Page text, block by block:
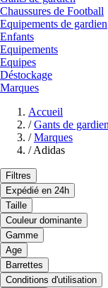
Chaussures de Football
Equipements de gardien
Enfants
Equipements
Equipes
Déstockage
Marques
Accueil
/ Gants de gardien
/ Marques
/ Adidas
Filtres
Expédié en 24h
Taille
Couleur dominante
Gamme
Age
Barrettes
Conditions d'utilisation